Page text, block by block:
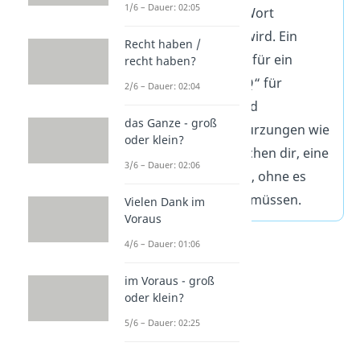
eigenständiges Wort
ausgesprochen wird. Ein
weiteres Beispiel für ein
Akronym ist „FAQ“ für
„Frequently Asked
Questions“. Abkürzungen wie
ermöglichen dir, eine
schnelle Aussage, ohne es
ausschreiben zu müssen.
1/6 – Dauer: 02:05
Recht haben /
recht haben?
2/6 – Dauer: 02:04
das Ganze - groß
oder klein?
3/6 – Dauer: 02:06
Vielen Dank im
Voraus
4/6 – Dauer: 01:06
im Voraus - groß
oder klein?
5/6 – Dauer: 02:25